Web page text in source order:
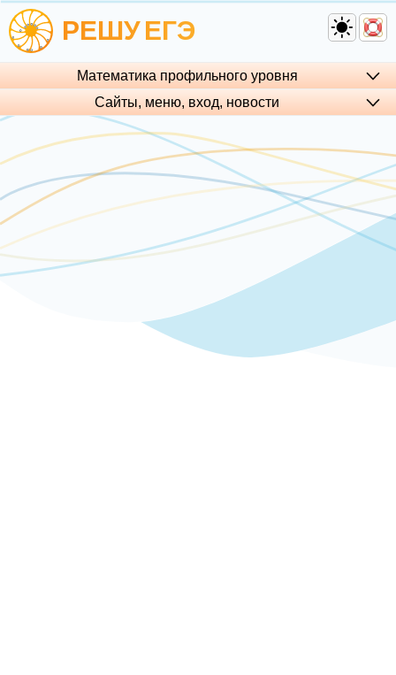
РЕШУЕГЭ
Математика профильного уровня
Сайты, меню, вход, но­во­сти